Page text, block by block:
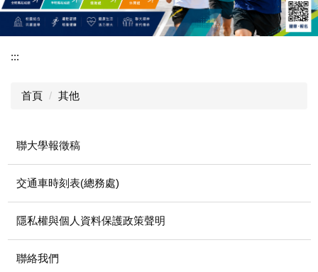
:::
首頁 其他
聯大學報徵稿
交通車時刻表(總務處)
隱私權與個人資料保護政策聲明
聯絡我們